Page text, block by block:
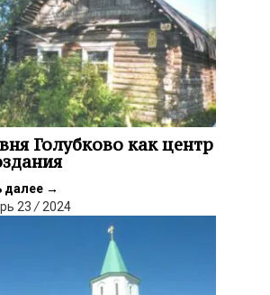
Голубково как центр
далее →
23 / 2024